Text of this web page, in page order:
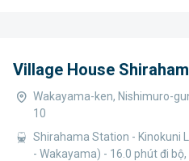
Village House
Wakayama-ken, Nishimuro-
10
Shirahama Station - Kinokuni
- Wakayama) - 16.0 phút đi bộ,